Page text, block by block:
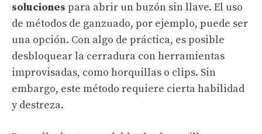
soluciones para abrir un buzón sin llave. El uso
de métodos de ganzuado, por ejemplo, puede ser
una opción. Con algo de práctica, es posible
desbloquear la cerradura con herramientas
improvisadas, como horquillas o clips. Sin
embargo, este método requiere cierta habilidad
y destreza.